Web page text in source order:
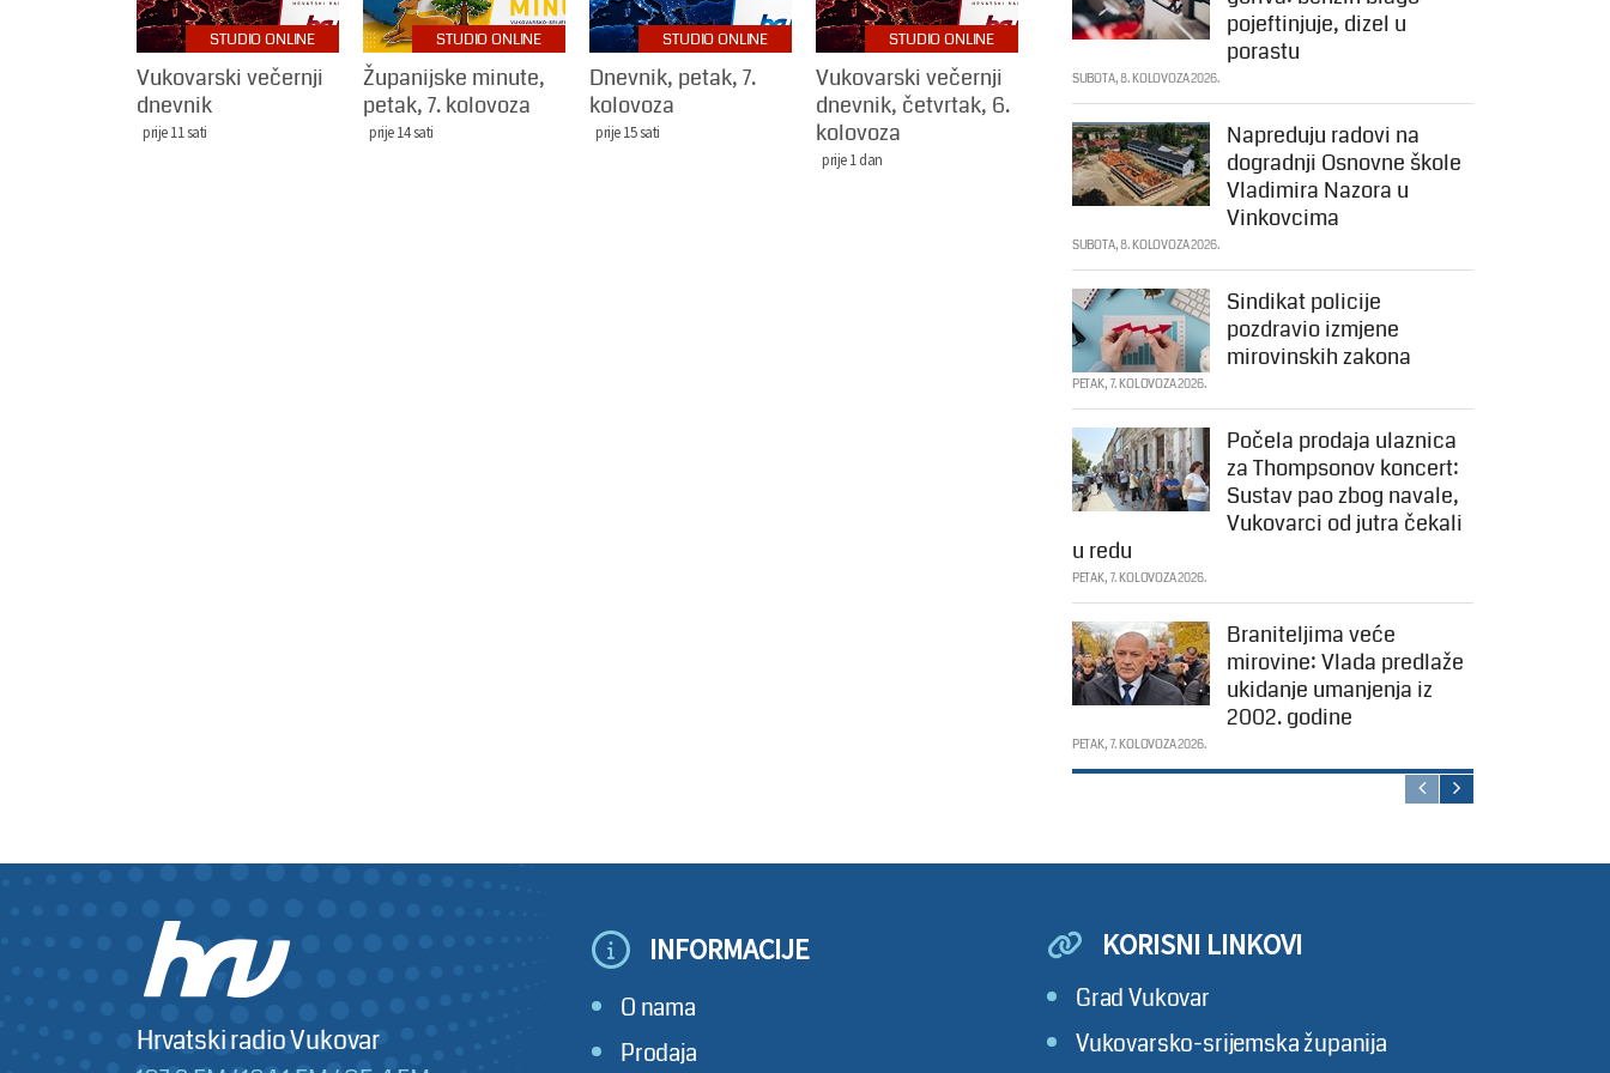
STUDIO ONLINE
Vukovarski večernji
dnevnik
prije 11 sati
STUDIO ONLINE
Županijske minute,
petak, 7. kolovoza
prije 14 sati
STUDIO ONLINE
Dnevnik, petak, 7.
kolovoza
prije 15 sati
STUDIO ONLINE
Vukovarski večernji
dnevnik, četvrtak, 6.
kolovoza
prije 1 dan
pojeftinjuje, dizel u
porastu
SUBOTA, 8. KOLOVOZA 2026.
Napreduju radovi na
dogradnji Osnovne škole
Vladimira Nazora u
Vinkovcima
SUBOTA, 8. KOLOVOZA 2026.
Sindikat policije
pozdravio izmjene
mirovinskih zakona
PETAK, 7. KOLOVOZA 2026.
Počela prodaja ulaznica
za Thompsonov koncert:
Sustav pao zbog navale,
Vukovarci od jutra čekali
u redu
PETAK, 7. KOLOVOZA 2026.
Braniteljima veće
mirovine: Vlada predlaže
ukidanje umanjenja iz
2002. godine
PETAK, 7. KOLOVOZA 2026.
Hrvatski radio Vukovar
INFORMACIJE
O nama
Prodaja
KORISNI LINKOVI
Grad Vukovar
Vukovarsko-srijemska županija